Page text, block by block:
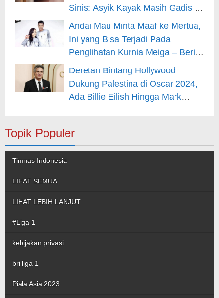
Sinis: Asyik Kayak Masih Gadis –
Berita Hiburan
Andai Mau Minta Maaf ke Mertua,
Ini yang Bisa Terjadi Pada
Penglihatan Kurnia Meiga – Berita
Hiburan
Deretan Bintang Hollywood
Dukung Palestina di Oscar 2024,
Ada Billie Eilish Hingga Mark
Topik Populer
Timnas Indonesia
LIHAT SEMUA
LIHAT LEBIH LANJUT
#Liga 1
kebijakan privasi
bri liga 1
Piala Asia 2023